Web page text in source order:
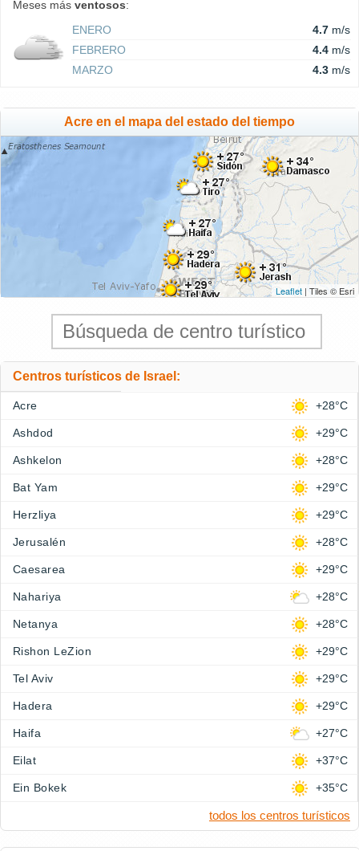
Meses más ventosos:
ENERO
4.7 m/s
FEBRERO
4.4 m/s
MARZO
4.3 m/s
Acre en el mapa del estado del tiempo
Leaflet | Tiles © Esri
Centros turísticos de Israel:
Acre +28°C
Ashdod +29°C
Ashkelon +28°C
Bat Yam +29°C
Herzliya +29°C
Jerusalén +28°C
Caesarea +29°C
Nahariya +28°C
Netanya +28°C
Rishon LeZion +29°C
Tel Aviv +29°C
Hadera +29°C
Haifa +27°C
Eilat +37°C
Ein Bokek +35°C
todos los centros turísticos